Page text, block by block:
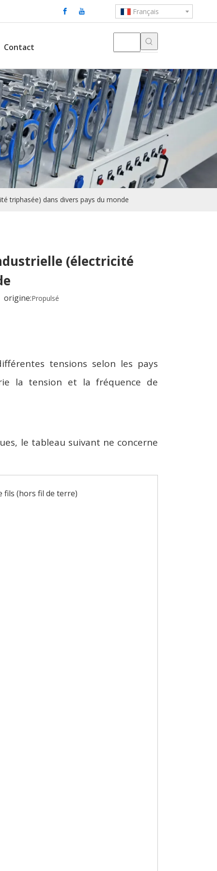
Français
Contact
triphasée) dans divers pays du monde
(électricité
Propulsé
tensions selon les pays
la tension et la fréquence de
le tableau suivant ne concerne
fils (hors fil de terre)